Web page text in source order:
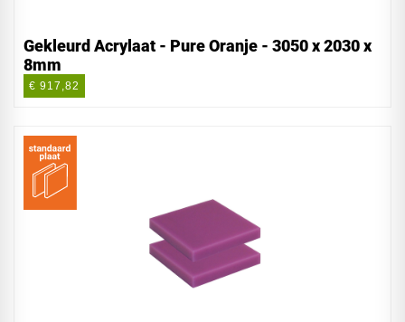
Gekleurd Acrylaat - Pure Oranje - 3050 x 2030 x
8mm
€ 917,82